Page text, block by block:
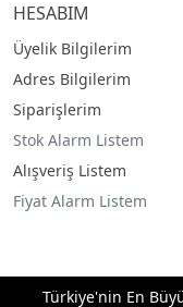
HESABIM
Üyelik Bilgilerim
Adres Bilgilerim
Siparişlerim
Stok Alarm Listem
Alışveriş Listem
Fiyat Alarm Listem
Türkiye'nin En